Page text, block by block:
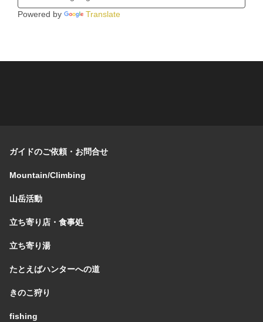
Powered by Translate
ガイドのご依頼・お問合せ
Mountain/Climbing
山岳活動
立ち寄り店・食事処
立ち寄り湯
たとえばハンターへの道
きのこ狩り
fishing